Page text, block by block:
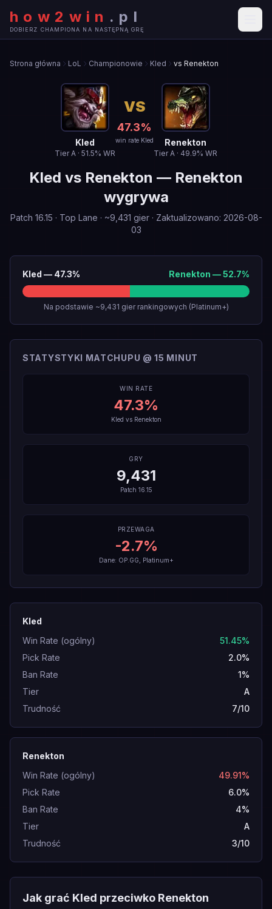
how2win . pl
DOBIERZ CHAMPIONA NA NASTĘPNĄ GRĘ
Strona główna LoL Championowie Kled vs Renekton
Kled
TierA · 51.5% WR
VS
47.3%
win rate Kled Renekton
TierA · 49.9% WR
Kled vs Renekton — Renekton
wygrywa
Patch 16.15 · Top Lane · ~9,431 gier· Zaktualizowano: 2026-08-
03
Kled — 47.3% Renekton —52.7%
Na podstawie ~9,431 gier rankingowych (Platinum+)
STATYSTYKI MATCHUPU @ 15 MINUT
WIN RATE
47.3%
Kled vs Renekton
GRY
9,431
Patch 16.15
PRZEWAGA
-2.7%
Dane: OP.GG, Platinum+
Kled
Win Rate (ogólny)
51.45%
Pick Rate
2.0%
Ban Rate
1%
Tier
A
Trudność
7/10
Renekton
Win Rate (ogólny)
49.91%
Pick Rate
6.0%
Ban Rate
4%
Tier
A
Trudność
3/10
Jak grać Kled przeciwko Renekton